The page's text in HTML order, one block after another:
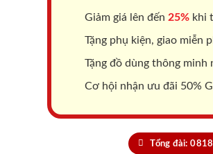
Giảm giá lên đến 25% khi
Tặng phụ kiện, giao miễn
Tặng đồ dùng thông minh
Cơ hội nhận ưu đãi 50%
Tổng đài: